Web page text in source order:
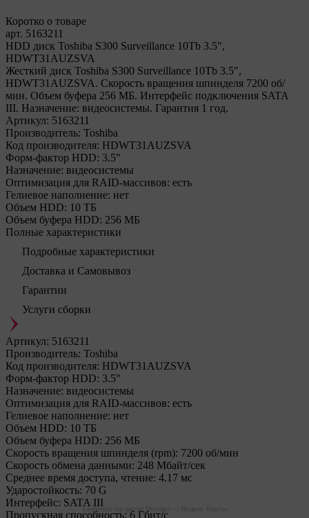
Коротко о товаре
арт. 5163211
HDD диск Toshiba S300 Surveillance 10Tb 3.5",
HDWT31AUZSVA
Жесткий диск Toshiba S300 Surveillance 10Tb 3.5",
HDWT31AUZSVA. Скорость вращения шпинделя 7200 об/
мин. Объем буфера 256 МБ. Интерфейс подключения SATA
III. Назначение: видеосистемы. Гарантия 1 год.
Артикул: 5163211
Производитель: Toshiba
Код производителя: HDWT31AUZSVA
Форм-фактор HDD: 3.5"
Назначение: видеосистемы
Оптимизация для RAID-массивов: есть
Гелиевое наполнение: нет
Объем HDD: 10 ТБ
Объем буфера HDD: 256 МБ
Полные характеристики
Подробные характеристики
Доставка и Самовывоз
Гарантии
Услуги сборки
Артикул: 5163211
Производитель: Toshiba
Код производителя: HDWT31AUZSVA
Форм-фактор HDD: 3.5"
Назначение: видеосистемы
Оптимизация для RAID-массивов: есть
Гелиевое наполнение: нет
Объем HDD: 10 ТБ
Объем буфера HDD: 256 МБ
Скорость вращения шпинделя (rpm): 7200 об/мин
Скорость обмена данными: 248 Мбайт/сек
Среднее время доступа, чтение: 4.17 мс
Ударостойкость: 70 G
Интерфейс: SATA III
Пропускная способность: 6 Гбит/с
Legionpc на карте Москвы — Яндекс Карты